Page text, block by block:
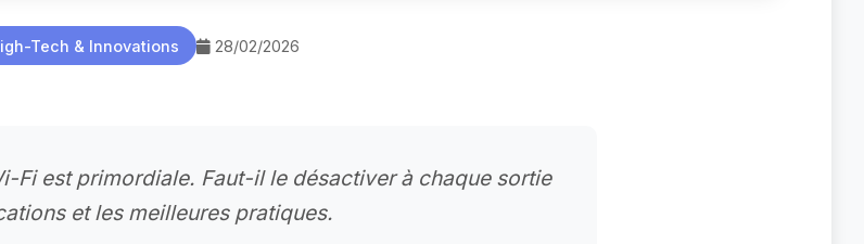
Tech & Innovations 28/02/2026
Fi est primordiale. Faut-il le désactiver à chaque sortie
et les meilleures pratiques.